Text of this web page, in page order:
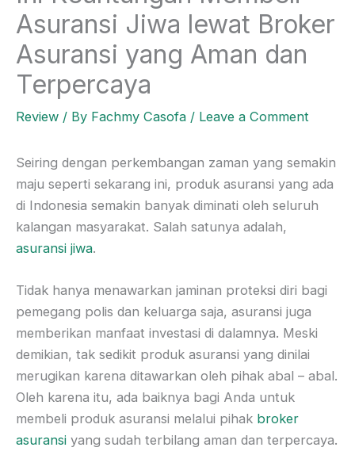
Asuransi Jiwa lewat Broker
Asuransi yang Aman dan
Terpercaya
Review / By Fachmy Casofa / Leave a Comment
Seiring dengan perkembangan zaman yang semakin
maju seperti sekarang ini, produk asuransi yang ada
di Indonesia semakin banyak diminati oleh seluruh
kalangan masyarakat. Salah satunya adalah,
asuransi jiwa.
Tidak hanya menawarkan jaminan proteksi diri bagi
pemegang polis dan keluarga saja, asuransi juga
memberikan manfaat investasi di dalamnya. Meski
demikian, tak sedikit produk asuransi yang dinilai
merugikan karena ditawarkan oleh pihak abal – abal.
Oleh karena itu, ada baiknya bagi Anda untuk
membeli produk asuransi melalui pihak broker
asuransi yang sudah terbilang aman dan terpercaya.